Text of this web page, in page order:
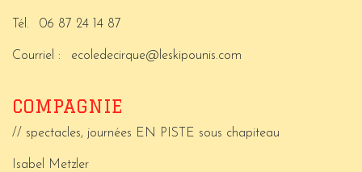
Tél. 06 87 24 14 87
Courriel : ecoledecirque@leskipounis.com
COMPAGNIE
// spectacles, journées EN PISTE sous chapiteau
Isabel Metzler